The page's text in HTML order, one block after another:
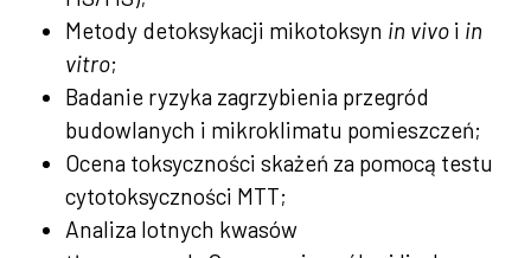
Metody detoksykacji mikotoksyn in vivo i in
vitro;
Badanie ryzyka zagrzybienia przegród
budowlanych i mikroklimatu pomieszczeń;
Ocena toksyczności skażeń za pomocą testu
cytotoksyczności MTT;
Analiza lotnych kwasów